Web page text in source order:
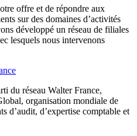
offre et de répondre aux
sur des domaines d’activités
développé un réseau de filiales
lesquels nous intervenons
du réseau Walter France,
organisation mondiale de
d’audit, d’expertise comptable et